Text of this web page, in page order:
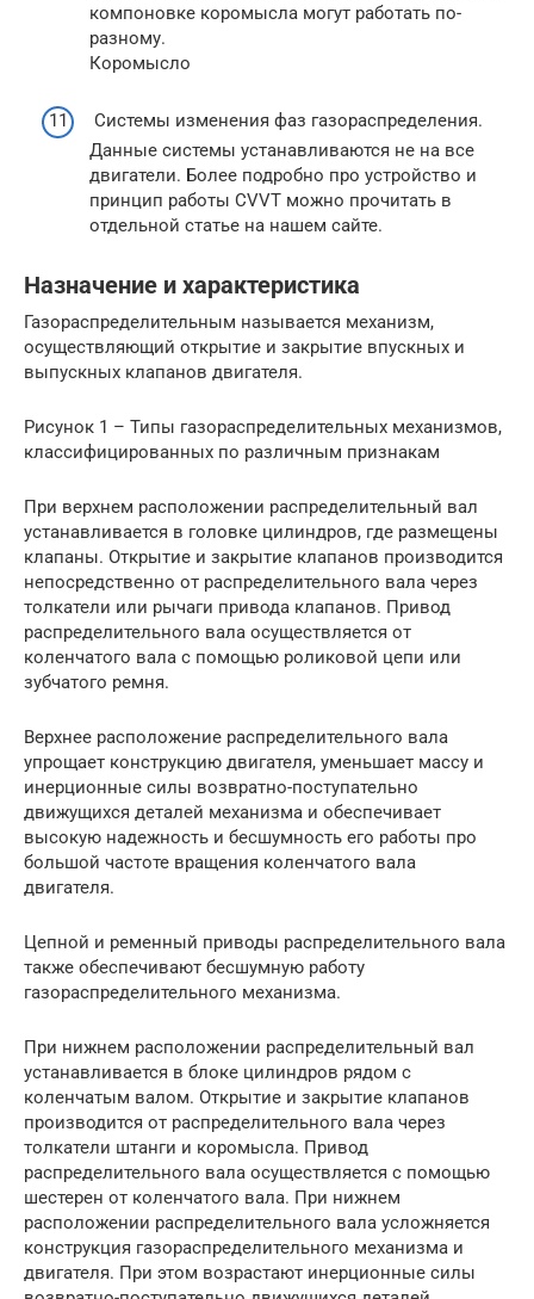
компоновке коромысла могут работать по-
разному.
Коромысло
Системы изменения фаз газораспределения.
Данные системы устанавливаются не на все
двигатели. Более подробно про устройство и
принцип работы CVVT можно прочитать в
отдельной статье на нашем сайте.
Назначение и характеристика
Газораспределительным называется механизм,
осуществляющий открытие и закрытие впускных и
выпускных клапанов двигателя.
Рисунок 1 – Типы газораспределительных механизмов,
классифицированных по различным признакам
При верхнем расположении распределительный вал
устанавливается в головке цилиндров, где размещены
клапаны. Открытие и закрытие клапанов производится
непосредственно от распределительного вала через
толкатели или рычаги привода клапанов. Привод
распределительного вала осуществляется от
коленчатого вала с помощью роликовой цепи или
зубчатого ремня.
Верхнее расположение распределительного вала
упрощает конструкцию двигателя, уменьшает массу и
инерционные силы возвратно-поступательно
движущихся деталей механизма и обеспечивает
высокую надежность и бесшумность его работы про
большой частоте вращения коленчатого вала
двигателя.
Цепной и ременный приводы распределительного вала
также обеспечивают бесшумную работу
газораспределительного механизма.
При нижнем расположении распределительный вал
устанавливается в блоке цилиндров рядом с
коленчатым валом. Открытие и закрытие клапанов
производится от распределительного вала через
толкатели штанги и коромысла. Привод
распределительного вала осуществляется с помощью
шестерен от коленчатого вала. При нижнем
расположении распределительного вала усложняется
конструкция газораспределительного механизма и
двигателя. При этом возрастают инерционные силы